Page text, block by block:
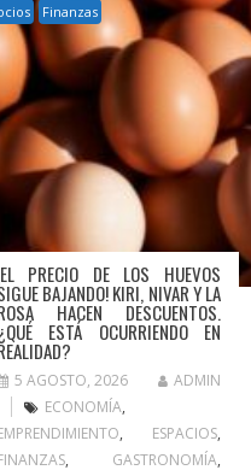
Finanzas
PRECIO DE LOS HUEVOS
BAJANDO! KIRI, NIVAR Y LA
HACEN DESCUENTOS.
ESTÁ OCURRIENDO EN
5 AGOSTO, 2026
ADMIN
ECONOMÍA,
, ESPACIOS,
, GASTRONOMÍA,